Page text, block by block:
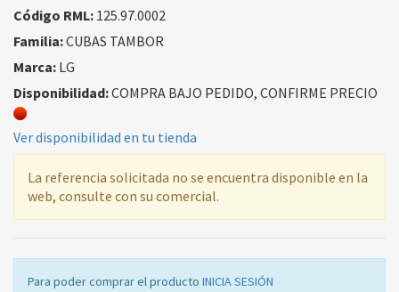
Código RML: 125.97.0002
Familia:CUBAS TAMBOR
Marca: LG
Disponibilidad:COMPRA BAJO PEDIDO, CONFIRME PRECIO
Ver disponibilidad en tu tienda
La referencia solicitada no se encuentra disponible en la
web, consulte con su comercial.
Para poder comprar el producto INICIA SESIÓN